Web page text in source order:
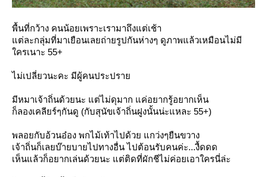
พื้นที่กว้าง คนน้อยเพราะเรามาถึงแต่เช้า
ต่ละกลุ่มที่มาเยือนเลยถ่ายรูปกันห่างๆ ดูภาพแล้วเหมือนไม่มี
ครเนาะ 55+
ไม่เปลี่ยวนะคะ มีผู้คนประปรา
มีหมาเจ้าถิ่นด้วยนะ แต่ไม่ดุมาก แค่อยากรู้อยากเห็น
ก็ลองเคลียร์ๆกันดู (กับสุนัขเจ้าถิ่นฝูงนั้นน่ะแหละ 55+)
พลอยกับอ้วนอ๋อง พกไม้เท้าไปด้วย แกว่งๆยืนขวาง
เจ้าถิ่นก็เลยบ๊ายบายไปทางอื่น ไปต้อนรับคนค่ะ...งื้ดดด
เห็นแล้วก็อยากเล่นด้วยนะ แต่ติดที่ผักชีไม่ค่อยเอาใครนี่ล่ะ